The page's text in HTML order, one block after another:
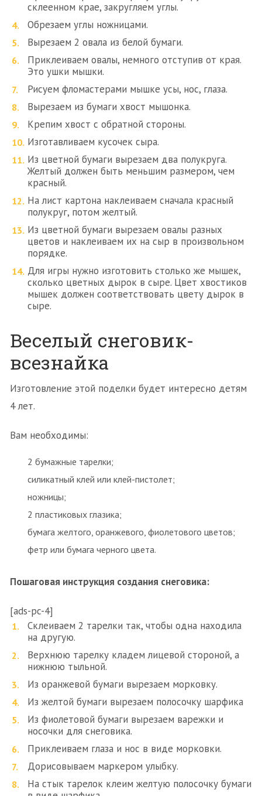
склеенном крае, закругляем углы.
Обрезаем углы ножницами.
Вырезаем 2 овала из белой бумаги.
Приклеиваем овалы, немного отступив от края.
Это ушки мышки.
Рисуем фломастерами мышке усы, нос, глаза.
Вырезаем из бумаги хвост мышонка.
Крепим хвост с обратной стороны.
Изготавливаем кусочек сыра.
Из цветной бумаги вырезаем два полукруга.
Желтый должен быть меньшим размером, чем
красный.
На лист картона наклеиваем сначала красный
полукруг, потом желтый.
Из цветной бумаги вырезаем овалы разных
цветов и наклеиваем их на сыр в произвольном
порядке.
Для игры нужно изготовить столько же мышек,
сколько цветных дырок в сыре. Цвет хвостиков
мышек должен соответствовать цвету дырок в
сыре.
Веселый снеговик-
всезнайка
Изготовление этой поделки будет интересно детям
4 лет.
Вам необходимы:
2 бумажные тарелки;
силикатный клей или клей-пистолет;
ножницы;
2 пластиковых глазика;
бумага желтого, оранжевого, фиолетового цветов;
фетр или бумага черного цвета.
Пошаговая инструкция создания снеговика:
[ads-pc-4]
Склеиваем 2 тарелки так, чтобы одна находила
на другую.
Верхнюю тарелку кладем лицевой стороной, а
нижнюю тыльной.
Из оранжевой бумаги вырезаем морковку.
Из желтой бумаги вырезаем полосочку шарфика
Из фиолетовой бумаги вырезаем варежки и
носочки для снеговика.
Приклеиваем глаза и нос в виде морковки.
Дорисовываем маркером улыбку.
На стык тарелок клеим желтую полосочку бумаги